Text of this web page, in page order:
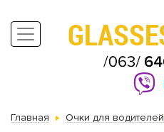
Главная Очки для водителей